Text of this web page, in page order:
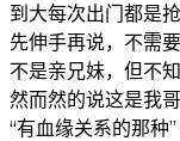
到大每次出门都是
先伸手再说，不需
不是亲兄妹，但不
然而然的说这是我
“有血缘关系的那种”